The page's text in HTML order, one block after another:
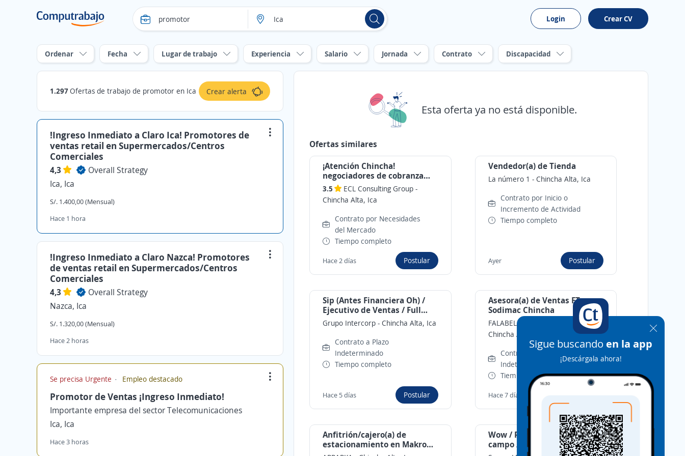
Login Crear CV
Ordenar Fecha Lugar de trabajo Experiencia Salario Jornada Contrato Discapacidad
1.297Ofertas de trabajo de promotor en Ica Crear alerta
!Ingreso Inmediato a Claro Ica! Promotores de
ventas retail en Supermercados/Centros
Comerciales
4,3
Overall Strategy
Ica, Ica
S/. 1.400,00 (Mensual)
Hace 1 hora
!Ingreso Inmediato a Claro Nazca! Promotores
de ventas retail en Supermercados/Centros
Comerciales
4,3
Overall Strategy
Nazca, Ica
S/. 1.320,00 (Mensual)
Hace 2 horas
Se precisa Urgente Empleo destacado
Promotor de Ventas ¡Ingreso Inmediato!
Importante empresa del sector Telecomunicaciones
Ica, Ica
Hace 3 horas
Sigue buscando en la app
¡Descárgala ahora!
Esta oferta ya no está disponible.
Ofertas similares
¡Atención Chincha!
negociadores de cobranza
rubro bancario Con ó Sin
/exp.
3.5 ECL Consulting Group -
Chincha Alta, Ica
Contrato por Necesidades
del Mercado
Tiempo completo
Hace 2 días Postular
Vendedor(a) de Tienda
La número 1 - Chincha Alta, Ica
Contrato por Inicio o
Incremento de Actividad
Tiempo completo
Ayer Postular
Sip (Antes Financiera Oh) /
Ejecutivo de Ventas / Full
Time y Part Time / Plaza Vea
chincha
Grupo Intercorp -Chincha Alta, Ica
Contrato a Plazo
Indeterminado
Tiempo completo
Hace 5 días Postular
Asesora(a) de Ventas FT
Sodimac Chincha
FALABELLA CORPORATIVO PERÚ -
Chincha Alta, Ica
Contrato a Plazo
Indeterminado
Tiempo completo
Hace 7 días
Anfitrión/cajero(a) de
estacionamiento en Makro
Wow / Promotor ventas
campo / Planilla s/1,130 +